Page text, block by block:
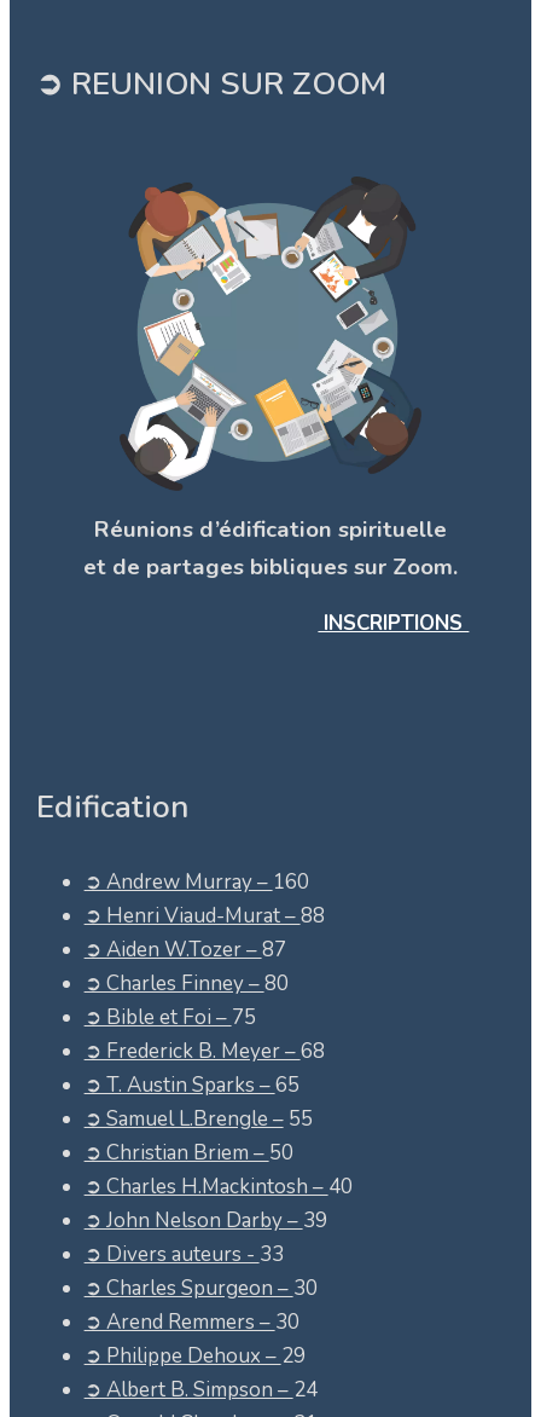
➲ REUNION SUR ZOOM
Réunions d’édification spirituelle
et de partages bibliques sur Zoom.
INSCRIPTIONS
Edification
➲ Andrew Murray – 160
➲ Henri Viaud-Murat –88
➲ Aiden W.Tozer –87
➲ Charles Finney –80
➲ Bible et Foi – 75
➲ Frederick B. Meyer –68
➲ T. Austin Sparks –65
➲ Samuel L.Brengle – 55
➲ Christian Briem – 50
➲ Charles H.Mackintosh – 40
➲ John Nelson Darby – 39
➲ Divers auteurs - 33
➲ Charles Spurgeon – 30
➲ Arend Remmers – 30
➲ Philippe Dehoux – 29
➲ Albert B. Simpson – 24